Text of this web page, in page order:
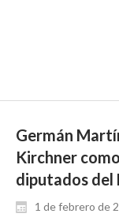
Germán
Kirchner
diputados del
1 de febrero de